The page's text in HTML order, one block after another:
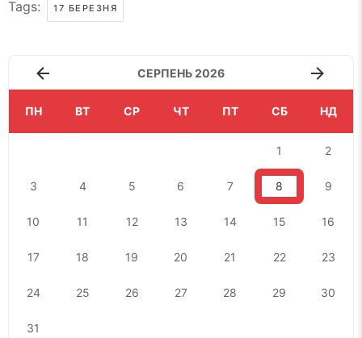
Tags: 17 БЕРЕЗНЯ
СЕРПЕНЬ 2026
ПН ВТ СР ЧТ ПТ СБ НД
1 2
3 4 5 6 7 8 9
10 11 12 13 14 15 16
17 18 19 20 21 22 23
24 25 26 27 28 29 30
31